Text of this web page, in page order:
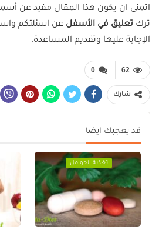
اتمنى ان يكون هذا المقال مفيد عن
ترك تعليق في الأسفل عن اسئلتكم
الإجابة عليها وتقديم المساعدة.
0 62
شارك
قد يعجبك ايضا
تغذية الحوامل